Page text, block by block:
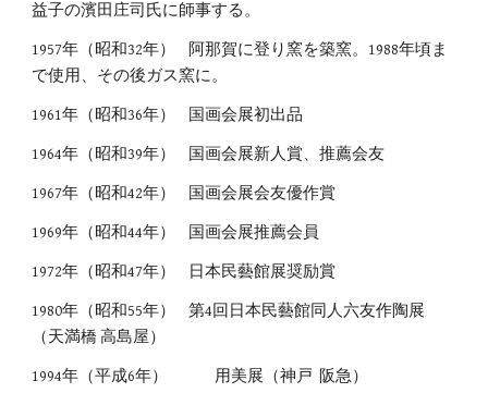
益子の濱田庄司氏に師事する。
1957年（昭和32年）
阿那賀に登り窯を築窯。1988年頃ま
で使用、その後ガス窯に。
1961年（昭和36年） 国画会展初出品
1964年（昭和39年） 国画会展新人賞、推薦会友
1967年（昭和42年） 国画会展会友優作賞
1969年（昭和44年） 国画会展推薦会員
1972年（昭和47年） 日本民藝館展奨励賞
1980年（昭和55年）
第4回日本民藝館同人六友作陶展
（天満橋 高島屋）
1994年（平成6年） 用美展（神戸 阪急）